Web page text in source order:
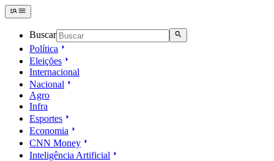
Buscar
Política
Eleições
Internacional
Nacional
Agro
Infra
Esportes
Economia
CNN Money
Inteligência Artificial